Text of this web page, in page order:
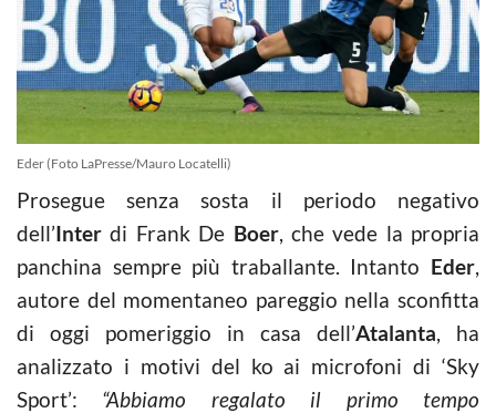
Eder (Foto LaPresse/Mauro Locatelli)
Prosegue senza sosta il periodo negativo
dell’Inter di Frank De Boer, che vede la propria
panchina sempre più traballante. Intanto Eder,
autore del momentaneo pareggio nella sconfitta
di oggi pomeriggio in casa dell’Atalanta, ha
analizzato i motivi del ko ai microfoni di ‘Sky
Sport’: “Abbiamo regalato il primo tempo